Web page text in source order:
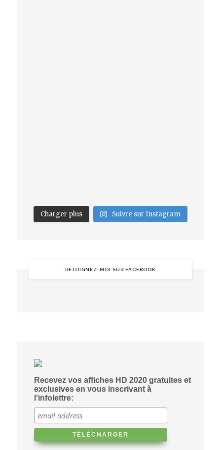
Charger plus Suivre sur Instagram
REJOIGNEZ-MOI SUR FACEBOOK
Recevez vos affiches HD 2020 gratuites et
exclusives en vous inscrivant à
l'infolettre: